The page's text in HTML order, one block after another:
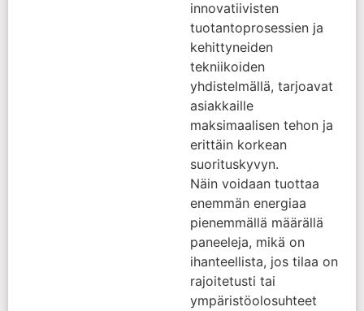
innovatiivisten
tuotantoprosessien ja
kehittyneiden
tekniikoiden
yhdistelmällä, tarjoavat
asiakkaille
maksimaalisen tehon ja
erittäin korkean
suorituskyvyn.
Näin voidaan tuottaa
enemmän energiaa
pienemmällä määrällä
paneeleja, mikä on
ihanteellista, jos tilaa on
rajoitetusti tai
ympäristöolosuhteet